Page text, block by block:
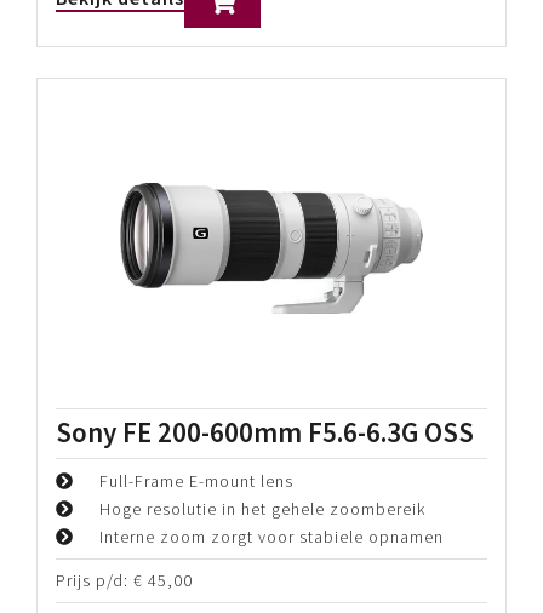
Sony FE 200-600mm F5.6-6.3G OSS
Full-Frame E-mount lens
Hoge resolutie in het gehele zoombereik
Interne zoom zorgt voor stabiele opnamen
Prijs p/d: € 45,00